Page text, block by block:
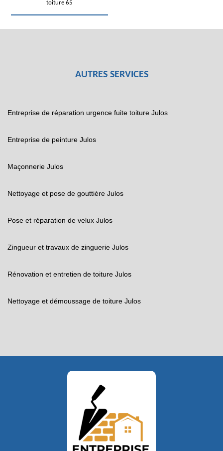
toiture 65
AUTRES SERVICES
Entreprise de réparation urgence fuite toiture Julos
Entreprise de peinture Julos
Maçonnerie Julos
Nettoyage et pose de gouttière Julos
Pose et réparation de velux Julos
Zingueur et travaux de zinguerie Julos
Rénovation et entretien de toiture Julos
Nettoyage et démoussage de toiture Julos